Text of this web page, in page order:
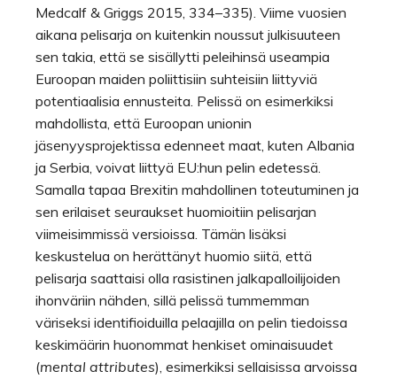
Medcalf & Griggs 2015, 334–335). Viime vuosien
aikana pelisarja on kuitenkin noussut julkisuuteen
sen takia, että se sisällytti peleihinsä useampia
Euroopan maiden poliittisiin suhteisiin liittyviä
potentiaalisia ennusteita. Pelissä on esimerkiksi
mahdollista, että Euroopan unionin
jäsenyysprojektissa edenneet maat, kuten Albania
ja Serbia, voivat liittyä EU:hun pelin edetessä.
Samalla tapaa Brexitin mahdollinen toteutuminen ja
sen erilaiset seuraukset huomioitiin pelisarjan
viimeisimmissä versioissa. Tämän lisäksi
keskustelua on herättänyt huomio siitä, että
pelisarja saattaisi olla rasistinen jalkapalloilijoiden
ihonväriin nähden, sillä pelissä tummemman
väriseksi identifioiduilla pelaajilla on pelin tiedoissa
keskimäärin huonommat henkiset ominaisuudet
(mental attributes), esimerkiksi sellaisissa arvoissa